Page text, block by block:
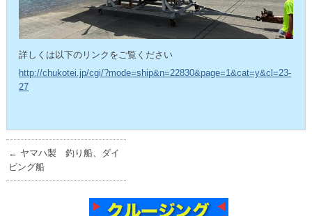
詳しくは以下のリンクをご覧ください
http://chukotei.jp/cgi/?mode=ship&n=22830&page=1&cat=y&cl=23-
27
← ヤマハ製 釣り船、ダイ
ビング船